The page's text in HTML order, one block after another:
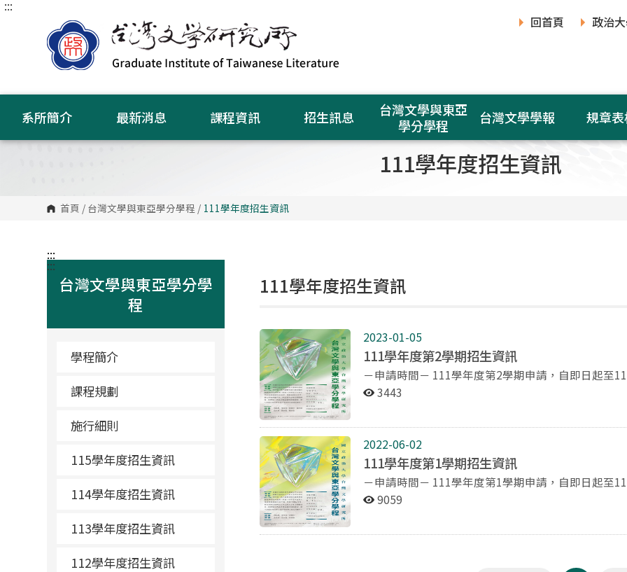
跳
:::
回首頁
政治
系所簡介 最新消息 課程資訊 招生訊息
台灣文學與東亞
學分學程
台灣文學學報 規章
111學年度招生資訊
首頁 / 台灣文學與東亞學分學程 / 111學年度招生資訊
:::
台灣文學與東亞學分學
程
學程簡介
課程規劃
施行細則
115學年度招生資訊
114學年度招生資訊
113學年度招生資訊
112學年度招生資訊
:::
111學年度招生資訊
2023-01-05
111學年度第2學期招生資訊
－申請時間－ 111學年度第2學期申請，自即日起至112年2月3日（五）止。 －申請資格－ 本校各學系學士
班在校生 －招生名額－ 15人 －繳交資料－ 1.申請表（如附檔） 2.在校歷年成績影本（入學至111學年度
3443
2022-06-02
111學年度第1學期招生資訊
－申請時間－ 111學年度第1學期申請，自即日起至111年8月15日（一）止。 －申請資格－ 本校各學系學
士班在校生 －招生名額－ 20人 －繳交資料－ 1.申請表（如附檔） 2.在校歷年成績影本（入學至110學年
9059